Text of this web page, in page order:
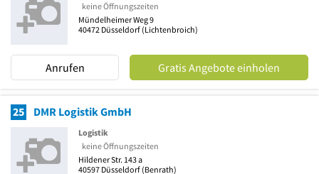
keine Öffnungszeiten
Mündelheimer Weg 9
40472 Düsseldorf (Lichtenbroich)
Anrufen Gratis Angebote einholen
25 DMR Logistik GmbH
Logistik
keine Öffnungszeiten
Hildener Str. 143 a
40597 Düsseldorf (Benrath)